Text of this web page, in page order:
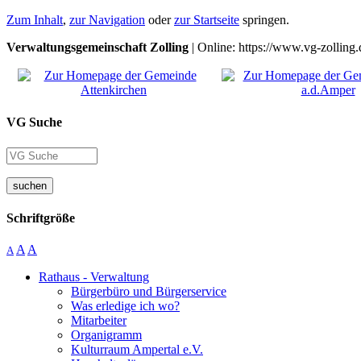
Zum Inhalt, zur Navigation oderzur Startseite springen.
Verwaltungsgemeinschaft Zolling | Online: https://www.vg-
VG Suche
suchen
Schriftgröße
A A A
Rathaus - Verwaltung
Bürgerbüro und Bürgerservice
Was erledige ich wo?
Mitarbeiter
Organigramm
Kulturraum Ampertal e.V.